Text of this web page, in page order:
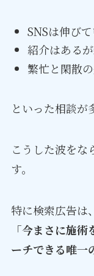
SNSは伸び
紹介はある
繁忙と閑散
といった相談が
こうした波をな
す。
特に検索広告は、
「今まさに施
ーチできる唯一